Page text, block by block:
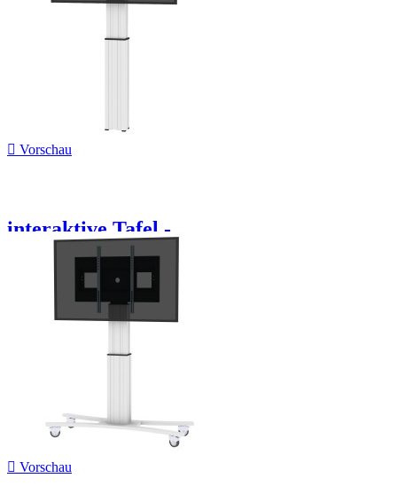
 Vorschau
interaktive Tafel -...
 Vorschau